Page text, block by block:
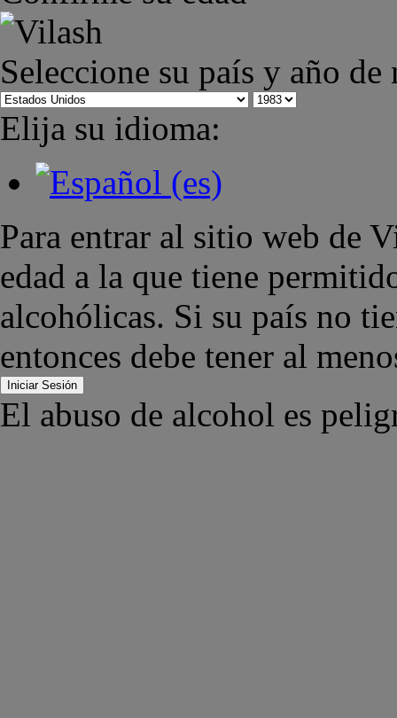
Seleccione su país y año
Elija su idioma:
Para entrar al sitio web de
edad a la que tiene
alcohólicas. Si su país no
entonces debe tener al
Iniciar Sesión
El abuso de alcohol es